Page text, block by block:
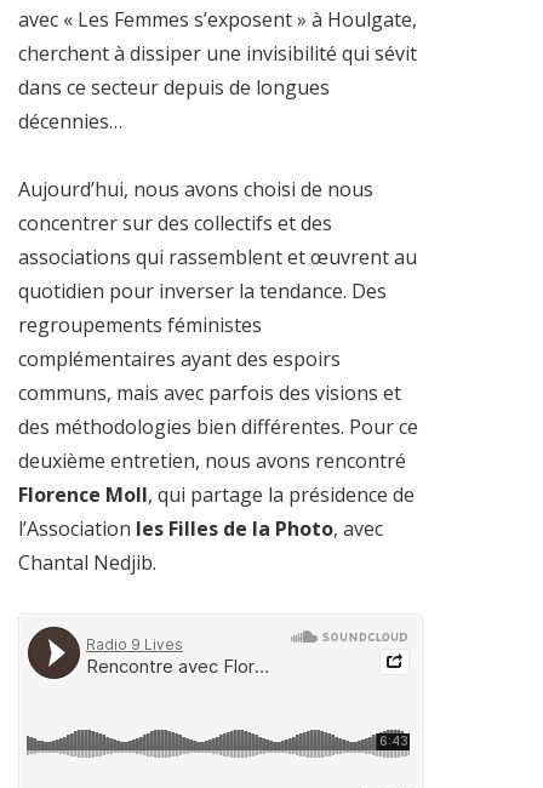
avec « Les Femmes s’exposent » à Houlgate,
cherchent à dissiper une invisibilité qui sévit
dans ce secteur depuis de longues
décennies…
Aujourd’hui, nous avons choisi de nous
concentrer sur des collectifs et des
associations qui rassemblent et œuvrent au
quotidien pour inverser la tendance. Des
regroupements féministes
complémentaires ayant des espoirs
communs, mais avec parfois des visions et
des méthodologies bien différentes. Pour ce
deuxième entretien, nous avons rencontré
Florence Moll, qui partage la présidence de
l’Association les Filles de la Photo, avec
Chantal Nedjib.